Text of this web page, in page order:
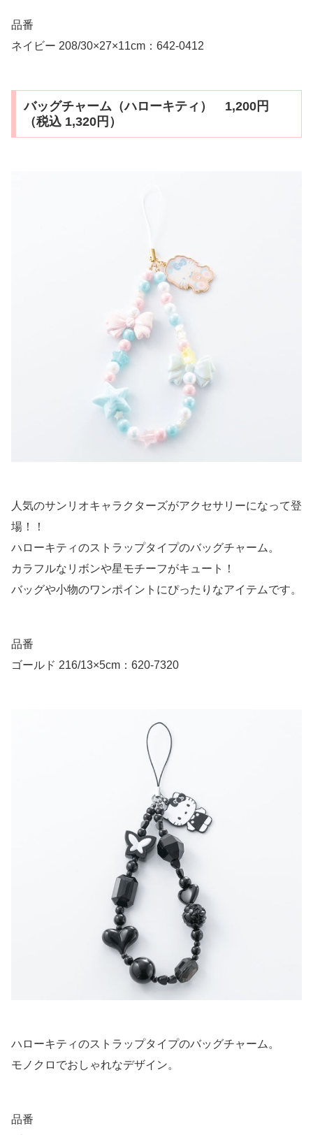
品番
ネイビー 208/30×27×11cm：642-0412
バッグチャーム（ハローキティ） 1,200円
（税込 1,320円）
人気のサンリオキャラクターズがアクセサリーになって登
場！！
ハローキティのストラップタイプのバッグチャーム。
カラフルなリボンや星モチーフがキュート！
バッグや小物のワンポイントにぴったりなアイテムです。
品番
ゴールド 216/13×5cm：620-7320
ハローキティのストラップタイプのバッグチャーム。
モノクロでおしゃれなデザイン。
品番